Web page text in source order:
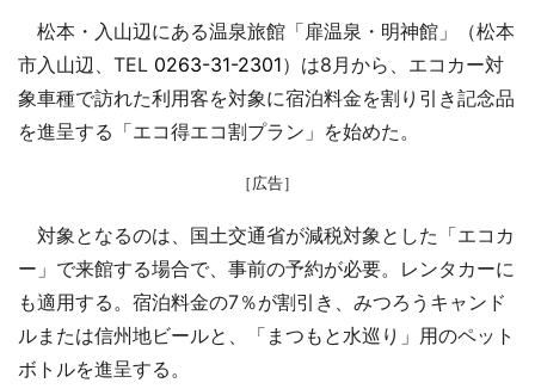
松本・入山辺にある温泉旅館「扉温泉・明神館」（松本
市入山辺、TEL 0263-31-2301）は8月から、エコカー対
象車種で訪れた利用客を対象に宿泊料金を割り引き記念品
を進呈する「エコ得エコ割プラン」を始めた。
［広告］
対象となるのは、国土交通省が減税対象とした「エコカ
ー」で来館する場合で、事前の予約が必要。レンタカーに
も適用する。宿泊料金の7％が割引き、みつろうキャンド
ルまたは信州地ビールと、「まつもと水巡り」用のペット
ボトルを進呈する。